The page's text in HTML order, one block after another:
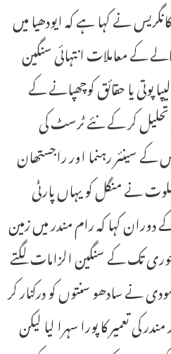
آئی) کانگریس نے کہا ہے کہ ایودھیا میں
کے معاملات انتہائی سنگین
پوتی یا حقائق کوچھپانے کے
کر کے نئے ٹرسٹ کی
کے سینئر رہنما اور راجستھان
نے منگل کو یہاں پارٹی
دوران کہا کہ رام مندر میں زمین
تک کے سنگین الزامات لگتے
نے سادھو سنتوں کو درکنار کر
کی تعمیر کا پورا سہرا لیا لیکن